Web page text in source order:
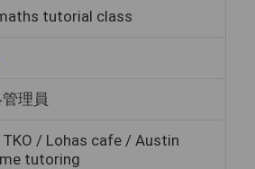
tutorial class
理員
TKO / Lohas cafe / Austin
tutoring